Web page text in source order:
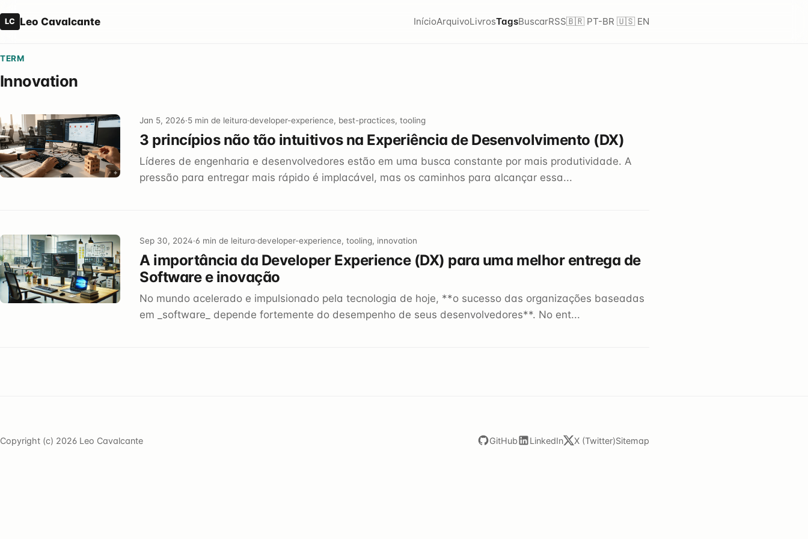
LC Leo Cavalcante InícioArquivoLivrosTagsBuscarRSS🇧🇷 PT-BR 🇺🇸 EN
TERM
Innovation
Jan 5, 2026·5 min de leitura·developer-experience, best-practices, tooling
3 princípios não tão intuitivos na Experiência de Desenvolvimento (DX)
Líderes de engenharia e desenvolvedores estão em uma busca constante por mais produtividade. A
pressão para entregar mais rápido é implacável, mas os caminhos para alcançar essa...
Sep 30, 2024·6 min de leitura·developer-experience, tooling, innovation
A importância da Developer Experience (DX) para uma melhor entrega de
Software e inovação
No mundo acelerado e impulsionado pela tecnologia de hoje, **o sucesso das organizações baseadas
em _software_ depende fortemente do desempenho de seus desenvolvedores**. No ent...
Copyright (c) 2026 Leo Cavalcante GitHub LinkedIn X (Twitter)Sitemap